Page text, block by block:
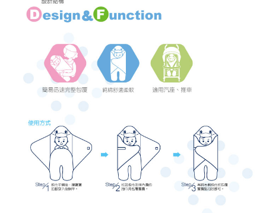
請求用戶進行身份認證。
５．嚴禁一人註冊多個帳號或使用他人資訊註冊。若發現惡意使用之情形，